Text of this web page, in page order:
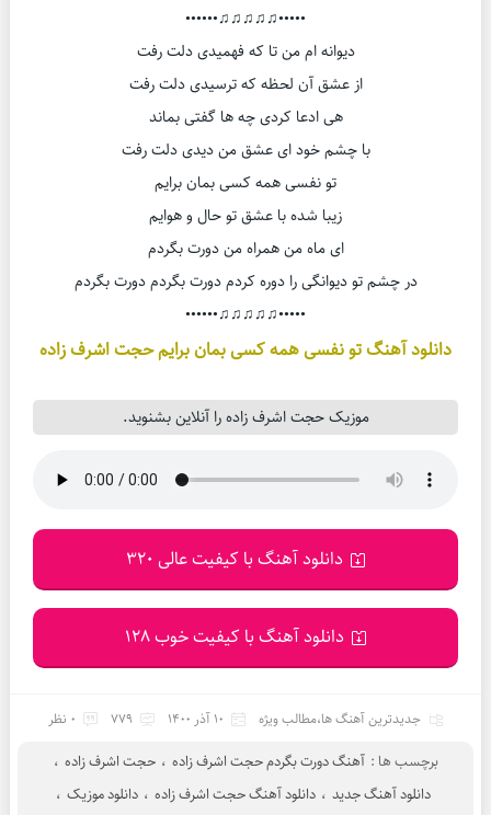
•••••♫♫♫♫♫••••••
دیوانه ام من تا که فهمیدی دلت رفت
از عشق آن لحظه که ترسیدی دلت رفت
هی ادعا کردی چه ها گفتی بماند
با چشم خود ای عشق من دیدی دلت رفت
تو نفسی همه کسی بمان برایم
زیبا شده با عشق تو حال و هوایم
ای ماه من همراه من دورت بگردم
در چشم تو دیوانگی را دوره کردم دورت بگردم دورت بگردم
•••••♫♫♫♫♫••••••
دانلود آهنگ تو نفسی همه کسی بمان برایم حجت اشرف زاده
موزیک حجت اشرف زاده را آنلاین بشنوید.
دانلود آهنگ با کیفیت عالی 320
دانلود آهنگ با کیفیت خوب 128
جدیدترین آهنگ ها،مطالب ویژه 10 آذر 1400 779 0 نظر
برچسب ها : آهنگ دورت بگردم حجت اشرف زاده ، حجت اشرف زاده ،
دانلود آهنگ جدید ، دانلود آهنگ حجت اشرف زاده ، دانلود موزیک ،